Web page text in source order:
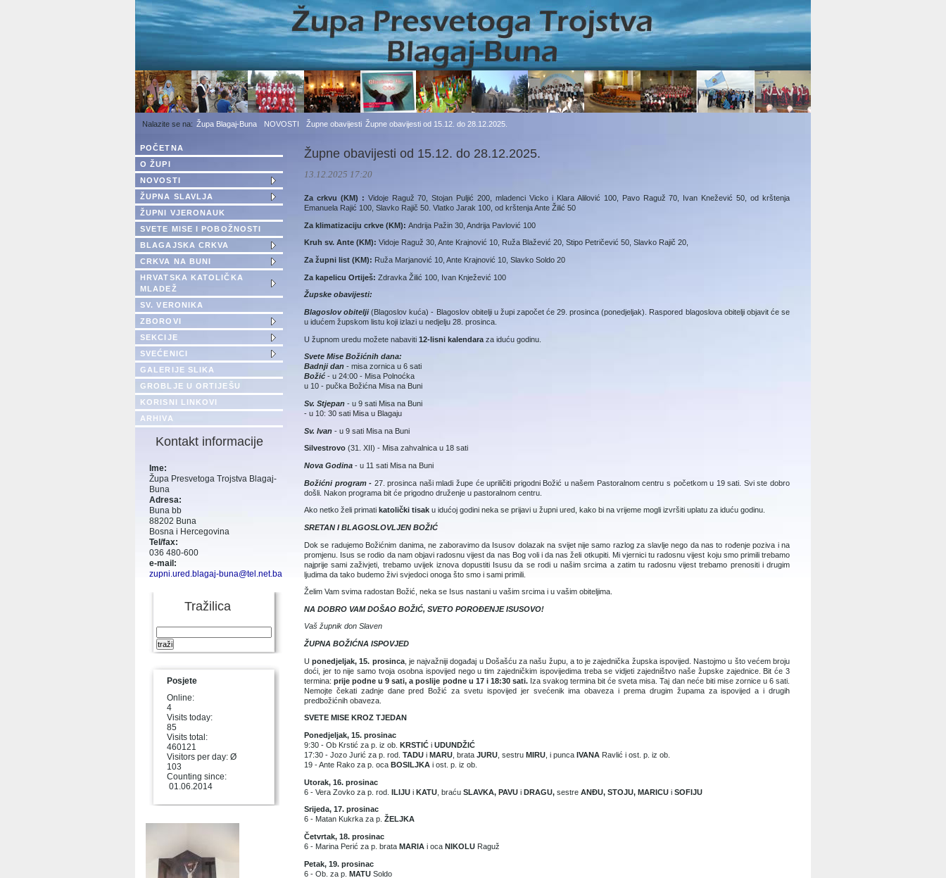
Župa Blagaj-Buna NOVOSTI Župne obavijesti Župne obavijesti od 15.12. do 28.12.2025.
Župne obavijesti od 15.12. do 28.12.2025.
13.12.2025 17:20
Za crkvu (KM) : Vidoje Raguž 70, Stojan Puljić 200, mladenci Vicko i Klara Alilović 100, Pavo Raguž 70, Ivan Knežević 50, od krštenja
Emanuela Rajić 100, Slavko Rajič 50. Vlatko Jarak 100, od krštenja Ante Žilić 50
Za klimatizaciju crkve (KM): Andrija Pažin 30, Andrija Pavlović 100
Kruh sv. Ante (KM): Vidoje Raguž 30, Ante Krajnović 10, Ruža Blažević 20, Stipo Petričević 50, Slavko Rajič 20,
Za župni list (KM): Ruža Marjanović 10, Ante Krajnović 10, Slavko Soldo 20
Za kapelicu Ortiješ: Zdravka Žilić 100, Ivan Knježević 100
Župske obavijesti:
Blagoslov obitelji(Blagoslov kuća) - Blagoslov obitelji u župi započet će 29. prosinca (ponedjeljak). Raspored blagoslova obitelji objavit će se
u idućem župskom listu koji izlazi u nedjelju 28. prosinca.
U župnom uredu možete nabaviti 12-lisni kalendara za iduću godinu.
Svete Mise Božićnih dana:
Badnji dan - misa zornica u 6 sati
Božić - u 24:00 - Misa Polnoćka
u 10 - pučka Božićna Misa na Buni
Sv. Stjepan - u 9 sati Misa na Buni
- u 10: 30 sati Misa u Blagaju
Sv. Ivan - u 9 sati Misa na Buni
Silvestrovo (31. XII) - Misa zahvalnica u 18 sati
Nova Godina - u 11 sati Misa na Buni
Božićni program - 27. prosinca naši mladi župe će upriličiti prigodni Božić u našem Pastoralnom centru s početkom u 19 sati. Svi ste dobro
došli. Nakon programa bit će prigodno druženje u pastoralnom centru.
Ako netko želi primati katolički tisak u idućoj godini neka se prijavi u župni ured, kako bi na vrijeme mogli izvršiti uplatu za iduću godinu.
SRETAN I BLAGOSLOVLJEN BOŽIĆ
Dok se radujemo Božićnim danima, ne zaboravimo da Isusov dolazak na svijet nije samo razlog za slavlje nego da nas to rođenje poziva i na
promjenu. Isus se rodio da nam objavi radosnu vijest da nas Bog voli i da nas želi otkupiti. Mi vjernici tu radosnu vijest koju smo primili trebamo
najprije sami zaživjeti, trebamo uvijek iznova dopustiti Isusu da se rodi u našim srcima a zatim tu radosnu vijest trebamo prenositi i drugim
ljudima da tako budemo živi svjedoci onoga što smo i sami primili.
Želim Vam svima radostan Božić, neka se Isus nastani u vašim srcima i u vašim obiteljima.
NA DOBRO VAM DOŠAO BOŽIĆ, SVETO POROĐENJE ISUSOVO!
Vaš župnik don Slaven
ŽUPNA BOŽIĆNA ISPOVJED
Uponedjeljak, 15. prosinca, je najvažniji događaj u Došašću za našu župu, a to je zajednička župska ispovijed. Nastojmo u što većem broju
doći, jer to nije samo tvoja osobna ispovijed nego u tim zajedničkim ispovijedima treba se vidjeti zajedništvo naše župske zajednice. Bit će 3
termina:prije podne u 9 sati, a poslije podne u 17 i 18:30 sati. Iza svakog termina bit će sveta misa. Taj dan neće biti mise zornice u 6 sati.
Nemojte čekati zadnje dane pred Božić za svetu ispovijed jer svećenik ima obaveza i prema drugim župama za ispovijed a i drugih
predbožićnih obaveza.
SVETE MISE KROZ TJEDAN
Ponedjeljak, 15. prosinac
9:30 - Ob Krstić za p. iz ob. KRSTIĆ i UDUNDŽIĆ
17:30 - Jozo Jurić za p. rod. TADU i MARU , brata JURU , sestru MIRU , i punca IVANA Ravlić i ost. p. iz ob.
19 - Ante Rako za p. oca BOSILJKA i ost. p. iz ob.
Utorak, 16. prosinac
6 - Vera Zovko za p. rod. ILIJU i KATU , braću SLAVKA, PAVU i DRAGU, sestre ANĐU, STOJU, MARICU i SOFIJU
Srijeda, 17. prosinac
6 - Matan Kukrka za p. ŽELJKA
Četvrtak, 18. prosinac
6 - Marina Perić za p. brata MARIA i oca NIKOLU Raguž
Petak, 19. prosinac
6 - Ob. za p. MATU Soldo
POČETNA
O ŽUPI
NOVOSTI
ŽUPNA SLAVLJA
ŽUPNI VJERONAUK
SVETE MISE I POBOŽNOSTI
BLAGAJSKA CRKVA
CRKVA NA BUNI
HRVATSKA KATOLIČKA
MLADEŽ
SV. VERONIKA
ZBOROVI
SEKCIJE
SVEĆENICI
GALERIJE SLIKA
GROBLJE U ORTIJEŠU
KORISNI LINKOVI
ARHIVA
Kontakt informacije
Ime:
Župa Presvetoga Trojstva Blagaj-
Buna
Adresa:
Buna bb
88202 Buna
Bosna i Hercegovina
Tel/fax:
036 480-600
e-mail:
zupni.ured.blagaj-buna@tel.net.ba
Tražilica
Posjete
Online:
4
Visits today:
85
Visits total:
460121
Visitors per day: Ø
103
Counting since:
01.06.2014